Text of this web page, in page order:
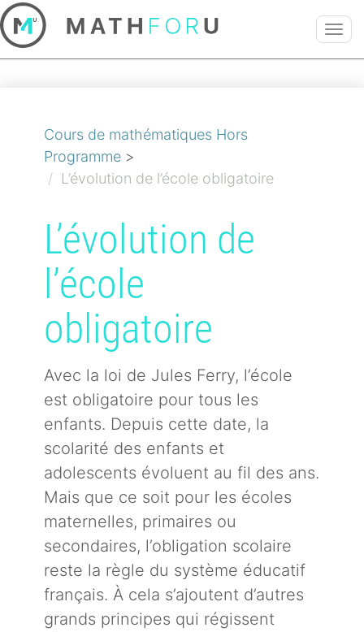
Cours de mathématiques Hors
Programme >
L’évolution de l’école obligatoire
L’évolution de
l’école
obligatoire
Avec la loi de Jules Ferry, l’école
est obligatoire pour tous les
enfants. Depuis cette date, la
scolarité des enfants et
adolescents évoluent au fil des ans.
Mais que ce soit pour les écoles
maternelles, primaires ou
secondaires, l’obligation scolaire
reste la règle du système éducatif
français. À cela s’ajoutent d’autres
grands principes qui régissent